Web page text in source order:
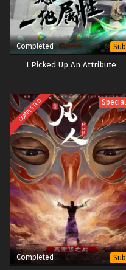
Completed Sub
I Picked Up An Attribute
COMPLETED Special
Completed Sub